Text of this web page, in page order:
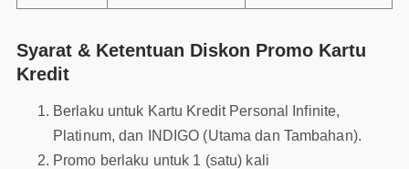
Syarat & Ketentuan Diskon Promo Kartu
Kredit
Berlaku untuk Kartu Kredit Personal Infinite,
Platinum, dan INDIGO (Utama dan Tambahan).
Promo berlaku untuk 1 (satu) kali